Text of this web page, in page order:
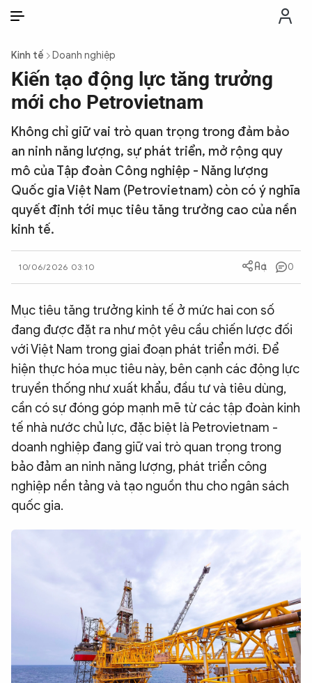
THỜI SỰ
CÔNG AN TRONG LÒNG DÂN
CÔNG NGHỆ
QUỐC TẾ
VĂN HÓA - THỂ THAO
BẠN ĐỌC & CAND
ĐA PHƯƠNG TIỆN
eMagazine
Podcast
Video
Văn nghệ Công an
Kinh tế Doanh nghiệp
Kiến tạo động lực tăng trưởng
mới cho Petrovietnam
Không chỉ giữ vai trò quan trọng trong đảm bảo
an ninh năng lượng, sự phát triển, mở rộng quy
mô của Tập đoàn Công nghiệp - Năng lượng
Quốc gia Việt Nam (Petrovietnam) còn có ý nghĩa
quyết định tới mục tiêu tăng trưởng cao của nền
kinh tế.
10/06/2026 03:10 0
Mục tiêu tăng trưởng kinh tế ở mức hai con số
đang được đặt ra như một yêu cầu chiến lược đối
với Việt Nam trong giai đoạn phát triển mới. Để
hiện thực hóa mục tiêu này, bên cạnh các động lực
truyền thống như xuất khẩu, đầu tư và tiêu dùng,
cần có sự đóng góp mạnh mẽ từ các tập đoàn kinh
tế nhà nước chủ lực, đặc biệt là Petrovietnam -
doanh nghiệp đang giữ vai trò quan trọng trong
bảo đảm an ninh năng lượng, phát triển công
nghiệp nền tảng và tạo nguồn thu cho ngân sách
quốc gia.